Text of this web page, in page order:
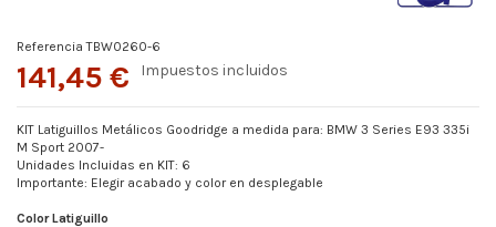
Referencia TBW0260-6
141,45 € Impuestos incluidos
KIT Latiguillos Metálicos Goodridge a medida para: BMW 3 Series E93 335i
M Sport 2007-
Unidades Incluidas en KIT: 6
Importante: Elegir acabado y color en desplegable
Color Latiguillo